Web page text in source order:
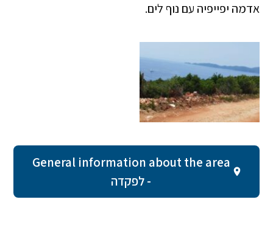
אדמה יפייפיה עם נוף לים.
General information about the area
- לפקדה